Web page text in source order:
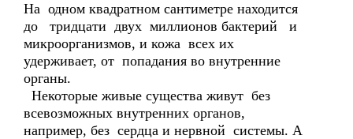
На одном квадратном сантиметре находится
до тридцати двух миллионов бактерий и
микроорганизмов, и кожа всех их
удерживает, от попадания во внутренние
органы.
Некоторые живые существа живут без
всевозможных внутренних органов,
например, без сердца и нервной системы. А